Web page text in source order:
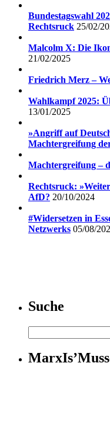
Bundestagswahl
Rechtsruck 25/02/
Malcolm X: Die
21/02/2025
Friedrich Merz –
Wahlkampf 2025:
13/01/2025
»Angriff auf
Machtergreifung
Machtergreifung –
Rechtsruck:
AfD? 20/10/2024
#Widersetzen in
Netzwerks 05/08/
Suche
nach: